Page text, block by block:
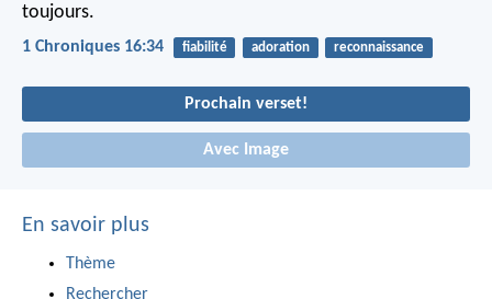
toujours.
1 Chroniques 16:34 fiabilité adoration reconnaissance
Prochain verset!
Avec Image
En savoir plus
Thème
Rechercher